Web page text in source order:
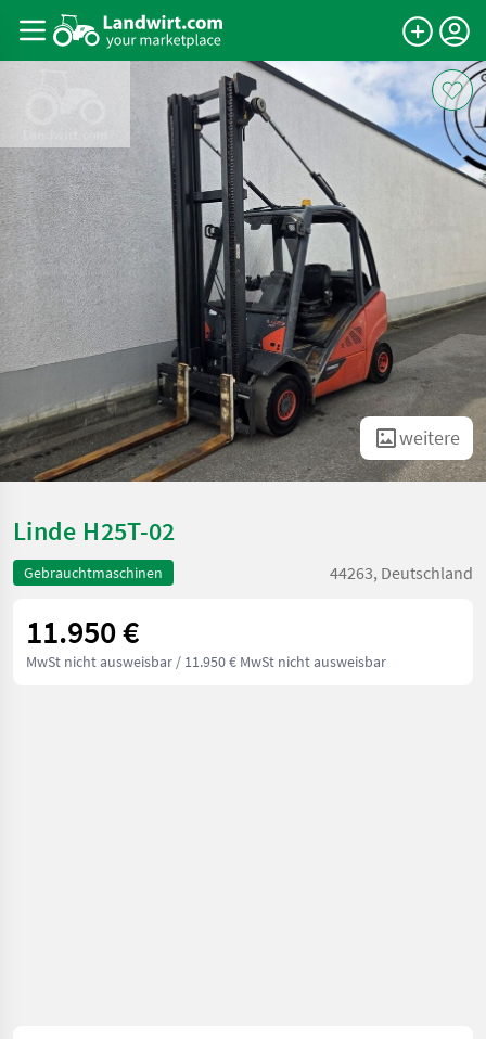
weitere
Linde H25T-02
Gebrauchtmaschinen 44263, Deutschland
11.950 €
MwSt nicht ausweisbar / 11.950 € MwSt nicht ausweisbar